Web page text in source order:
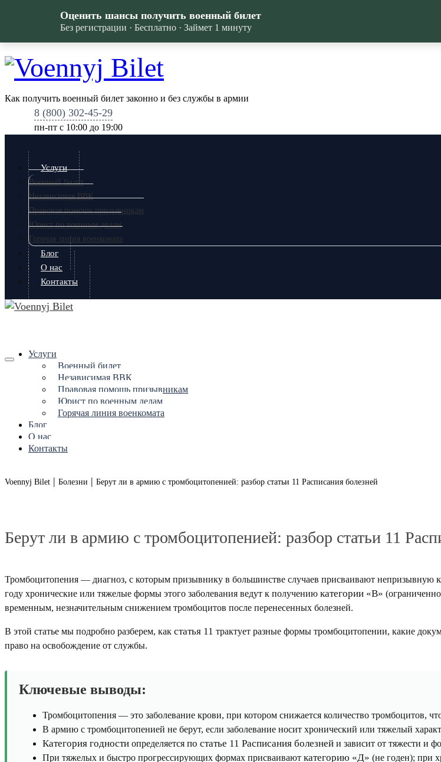
Как получить военный билет законно и без службы в армии
8 (800) 302-45-29
пн-пт c 10:00 до 19:00
Услуги
Военный билет
Независимая ВВК
Правовая помощь призывникам
Юрист по военным делам
Горячая линия военкомата
Блог
О нас
Контакты
Услуги
Военный билет
Независимая ВВК
Правовая помощь призывникам
Юрист по военным делам
Горячая линия военкомата
Блог
О нас
Контакты
Voennyj Bilet | Болезни | Берут ли в армию с тромбоцитопенией: разбор статьи 11 Расписания болезней
Берут ли в армию с тромбоцитопенией: разбор статьи 11
Тромбоцитопения — диагноз, с которым призывнику в большинстве случаев присваивают непризывную
году хронические или тяжелые формы этого заболевания ведут к получению категории «В»
временным, незначительным снижением тромбоцитов после перенесенных болезней.
В этой статье мы подробно разберем, как статья 11 трактует разные формы тромбоцитопении, какие
право на освобождение от службы.
Ключевые выводы:
Тромбоцитопения — это заболевание крови, при котором снижается количество тромбоцитов,
В армию с тромбоцитопенией не берут, если заболевание носит хронический или тяжелый
Категория годности определяется по статье 11 Расписания болезней и зависит от тяжести и
При тяжелых и быстро прогрессирующих формах присваивают категорию «Д» (не годен); при
Оценить шансы получить военный билет
Без регистрации · Бесплатно · Займет 1 минуту